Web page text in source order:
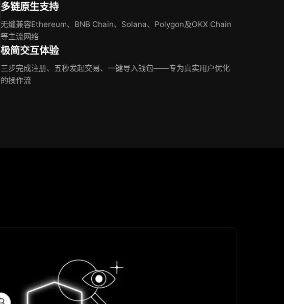
多链原生支持
无缝兼容Ethereum、BNB Chain、Solana、Polygon及OKX Chain
等主流网络
极简交互体验
三步完成注册、五秒发起交易、一键导入钱包——专为真实用户优化
的操作流